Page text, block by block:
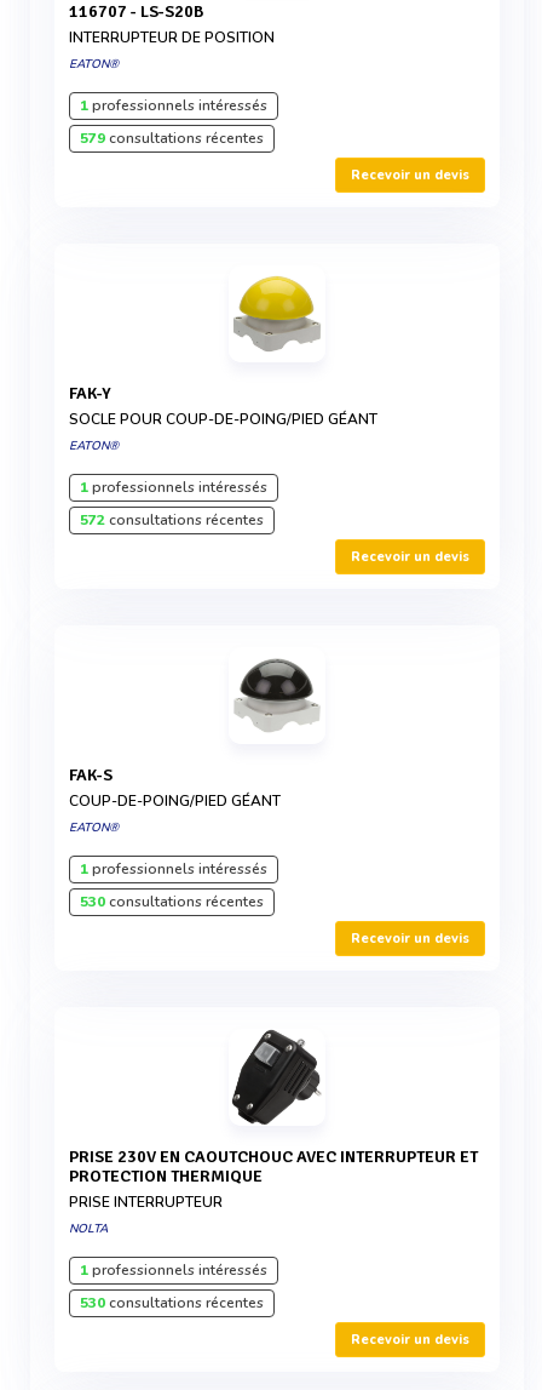
116707 - LS-S20B
INTERRUPTEUR DE POSITION
EATON®
1professionnels intéressés
579consultations récentes
Recevoir un devis
FAK-Y
SOCLE POUR COUP-DE-POING/PIED GÉANT
EATON®
1professionnels intéressés
572consultations récentes
Recevoir un devis
FAK-S
COUP-DE-POING/PIED GÉANT
EATON®
1professionnels intéressés
530consultations récentes
Recevoir un devis
PRISE 230V EN CAOUTCHOUC AVEC INTERRUPTEUR ET
PROTECTION THERMIQUE
PRISE INTERRUPTEUR
NOLTA
1professionnels intéressés
530consultations récentes
Recevoir un devis